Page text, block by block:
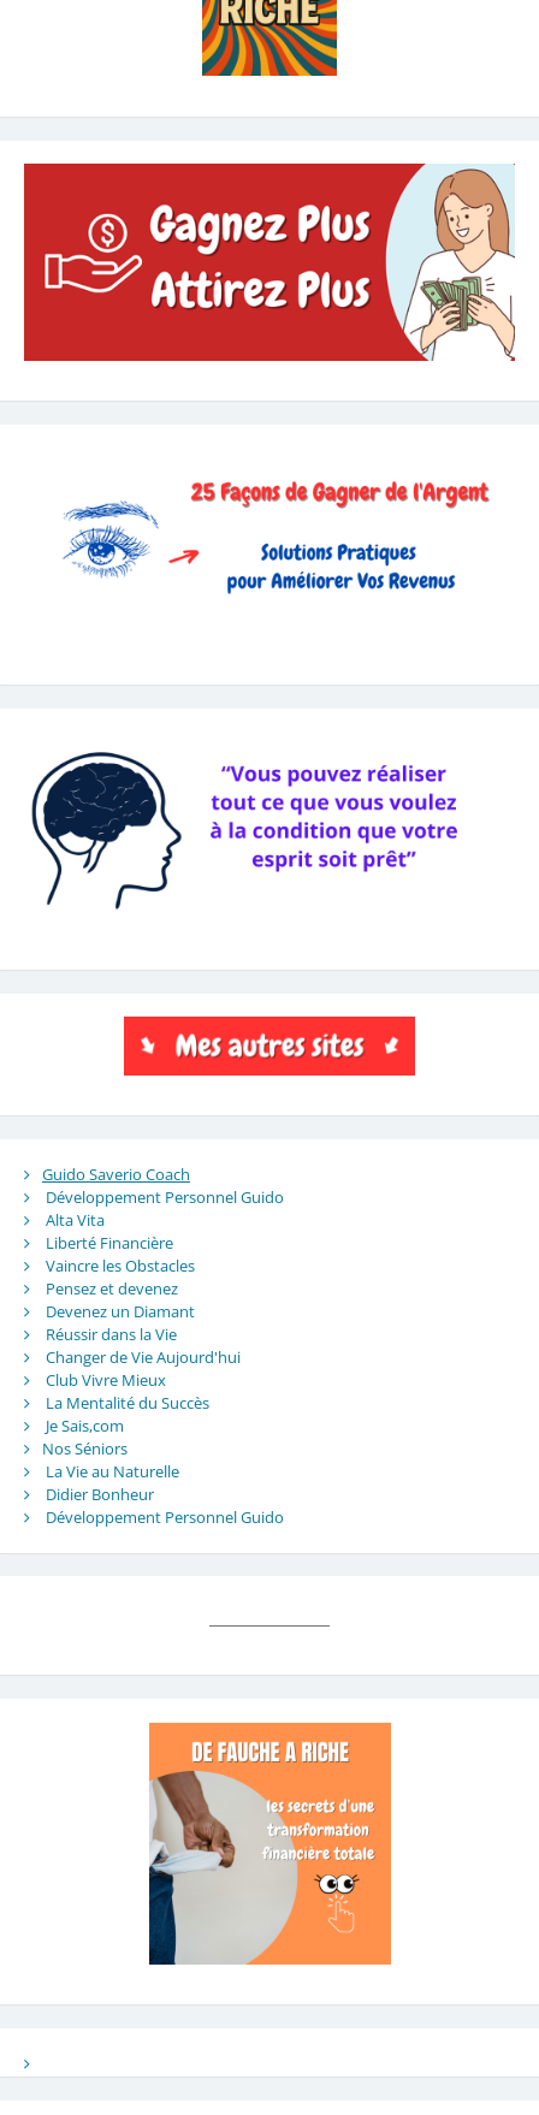
Guido Saverio Coach
Développement Personnel Guido
Alta Vita
Liberté Financière
Vaincre les Obstacles
Pensez et devenez
Devenez un Diamant
Réussir dans la Vie
Changer de Vie Aujourd'hui
Club Vivre Mieux
La Mentalité du Succès
Je Sais,com
Nos Séniors
La Vie au Naturelle
Didier Bonheur
Développement Personnel Guido